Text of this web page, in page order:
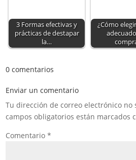
3 Formas efectivas y
prácticas de destapar
la…
¿Cómo
0 comentarios
Enviar un comentario
Tu dirección de correo electrónico no
campos obligatorios están marcados
Comentario*